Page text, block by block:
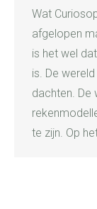
Wat
afgelopen
is het wel
is. De
dachten. De
te zijn. Op